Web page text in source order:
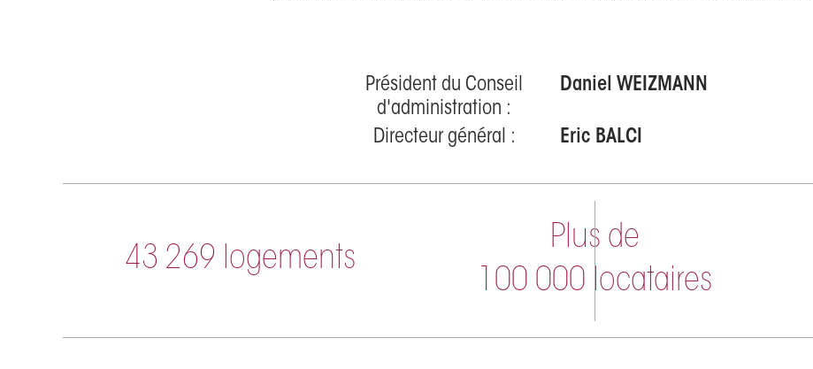
Président du Conseil
d'administration :
Daniel WEIZMANN
Directeur général : Eric BALCI
43 269 logements
Plus de
100 000 locataires